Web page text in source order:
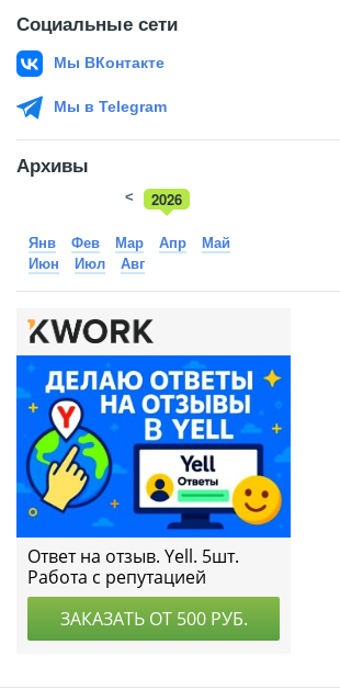
Социальные сети
Мы ВКонтакте
Мы в Telegram
Архивы
2026
<
Янв Фев Мар Апр
Май
Июн
Июл Авг